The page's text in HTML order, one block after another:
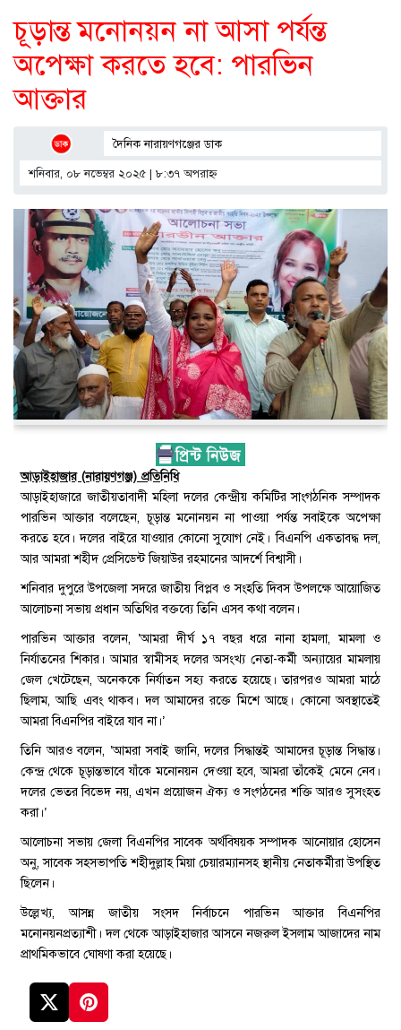
চূড়ান্ত মনোনয়ন না আসা পর্যন্ত
অপেক্ষা করতে হবে: পারভিন
আক্তার
দৈনিক নারায়ণগঞ্জের ডাক
শনিবার, ০৮ নভেম্বর ২০২৫ | ৮:৩৭ অপরাহ্ণ
আড়াইহাজার (নারায়ণগঞ্জ) প্রতিনিধি
আড়াইহাজারে জাতীয়তাবাদী মহিলা দলের কেন্দ্রীয় কমিটির সাংগঠনিক সম্পাদক
পারভিন আক্তার বলেছেন, চূড়ান্ত মনোনয়ন না পাওয়া পর্যন্ত সবাইকে অপেক্ষা
করতে হবে। দলের বাইরে যাওয়ার কোনো সুযোগ নেই। বিএনপি একতাবদ্ধ দল,
আর আমরা শহীদ প্রেসিডেন্ট জিয়াউর রহমানের আদর্শে বিশ্বাসী।
শনিবার দুপুরে উপজেলা সদরে জাতীয় বিপ্লব ও সংহতি দিবস উপলক্ষে আয়োজিত
আলোচনা সভায় প্রধান অতিথির বক্তব্যে তিনি এসব কথা বলেন।
পারভিন আক্তার বলেন, ‘আমরা দীর্ঘ ১৭ বছর ধরে নানা হামলা, মামলা ও
নির্যাতনের শিকার। আমার স্বামীসহ দলের অসংখ্য নেতা-কর্মী অন্যায়ের মামলায়
জেল খেটেছেন, অনেককে নির্যাতন সহ্য করতে হয়েছে। তারপরও আমরা মাঠে
ছিলাম, আছি এবং থাকব। দল আমাদের রক্তে মিশে আছে। কোনো অবস্থাতেই
আমরা বিএনপির বাইরে যাব না।’
তিনি আরও বলেন, ‘আমরা সবাই জানি, দলের সিদ্ধান্তই আমাদের চূড়ান্ত সিদ্ধান্ত।
কেন্দ্র থেকে চূড়ান্তভা‌বে যাঁকে মনোনয়ন দেওয়া হবে, আমরা তাঁকেই মেনে নেব।
দলের ভেতর বিভেদ নয়, এখন প্রয়োজন ঐক্য ও সংগঠনের শক্তি আরও সুসংহত
করা।’
আলোচনা সভায় জেলা বিএনপির সাবেক অর্থবিষয়ক সম্পাদক আনোয়ার হোসেন
অনু, সাবেক সহসভাপতি শহীদুল্লাহ মিয়া চেয়ারম্যানসহ স্থানীয় নেতাকর্মীরা উপস্থিত
ছিলেন।
উল্লেখ্য, আসন্ন জাতীয় সংসদ নির্বাচনে পারভিন আক্তার বিএনপির
মনোনয়নপ্রত্যাশী। দল থেকে আড়াইহাজার আসনে নজরুল ইসলাম আজাদের নাম
প্রাথমিকভাবে ঘোষণা করা হয়েছে।